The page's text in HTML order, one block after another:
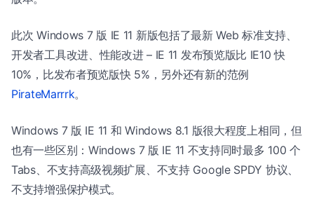
此次 Windows 7 版 IE 11 新版包括了最新 Web 标准支持、
开发者工具改进、性能改进 – IE 11 发布预览版比 IE10 快
10%，比发布者预览版快 5%，另外还有新的范例
PirateMarrrk。
Windows 7 版 IE 11 和 Windows 8.1 版很大程度上相同，但
也有一些区别：Windows 7 版 IE 11 不支持同时最多 100 个
Tabs、不支持高级视频扩展、不支持 Google SPDY 协议、
不支持增强保护模式。